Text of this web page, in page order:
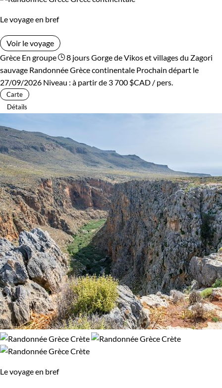
Le voyage en bref
Voir le voyage
Grèce En groupe 8 joursGorge de Vikos et villages du Zagori
sauvage Randonnée Grèce continentale Prochain départ le
27/09/2026 Niveau : à partir de 3 700 $CAD / pers.
Carte
Détails
Le voyage en bref